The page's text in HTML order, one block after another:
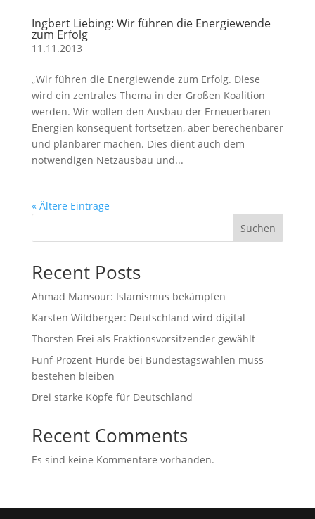
Ingbert Liebing: Wir führen die Energiewende
zum Erfolg
11.11.2013
„Wir führen die Energiewende zum Erfolg. Diese
wird ein zentrales Thema in der Großen Koalition
werden. Wir wollen den Ausbau der Erneuerbaren
Energien konsequent fortsetzen, aber berechenbarer
und planbarer machen. Dies dient auch dem
notwendigen Netzausbau und...
« Ältere Einträge
Suchen
Recent Posts
Ahmad Mansour: Islamismus bekämpfen
Karsten Wildberger: Deutschland wird digital
Thorsten Frei als Fraktionsvorsitzender gewählt
Fünf-Prozent-Hürde bei Bundestagswahlen muss
bestehen bleiben
Drei starke Köpfe für Deutschland
Recent Comments
Es sind keine Kommentare vorhanden.